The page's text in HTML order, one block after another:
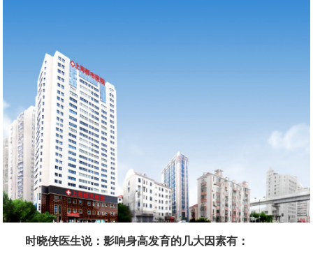
时晓侠医生说：影响身高发育的几大因素有：